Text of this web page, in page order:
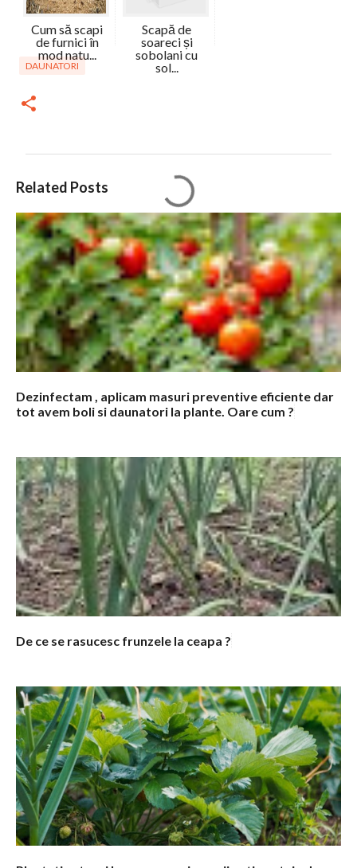
Cum să scapi
de furnici în
mod natu...
Scapă de
soareci și
sobolani cu
sol...
DAUNATORI
Related Posts
Dezinfectam , aplicam masuri preventive eficiente dar
tot avem boli si daunatori la plante. Oare cum ?
De ce se rasucesc frunzele la ceapa ?
C
m
e
n
t
a
r
i